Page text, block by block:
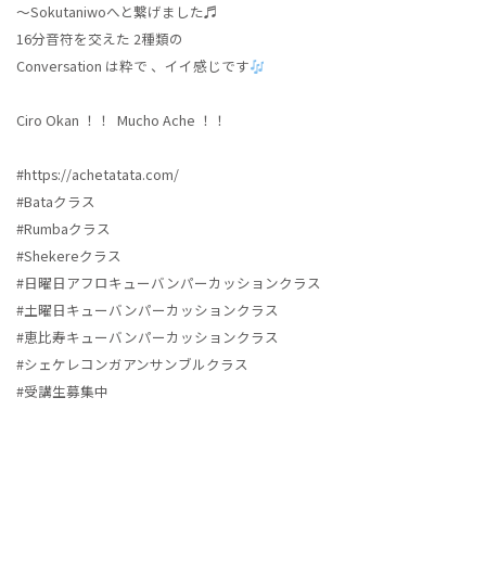
〜Sokutaniwoへと繋げました♬
16分音符を交えた 2種類の
Conversation は粋で 、イイ感じです
Ciro Okan ！！ Mucho Ache ！！
#https://achetatata.com/
#Bataクラス
#Rumbaクラス
#Shekereクラス
#日曜日アフロキューバンパーカッションクラス
#土曜日キューバンパーカッションクラス
#恵比寿キューバンパーカッションクラス
#シェケレコンガアンサンブルクラス
#受講生募集中